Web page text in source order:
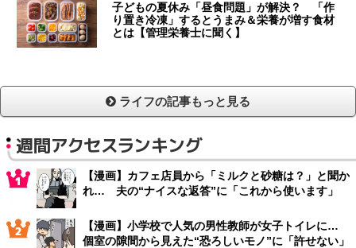
子どもの夏休み「昼食問題」が解決？ 「作
り置き冷凍」するとうまみ＆栄養が増す食材
とは【管理栄養士に聞く】
ライフの記事もっと見る
週間アクセスランキング
【漫画】カフェ店員から「ミルクと砂糖は？」と聞か
れ… 夫の“ナイスな返答”に「これから使います」
【漫画】小学校で人気の男性教師が女子トイレに…
個室の隙間から見えた“恐ろしいモノ”に「許せない」